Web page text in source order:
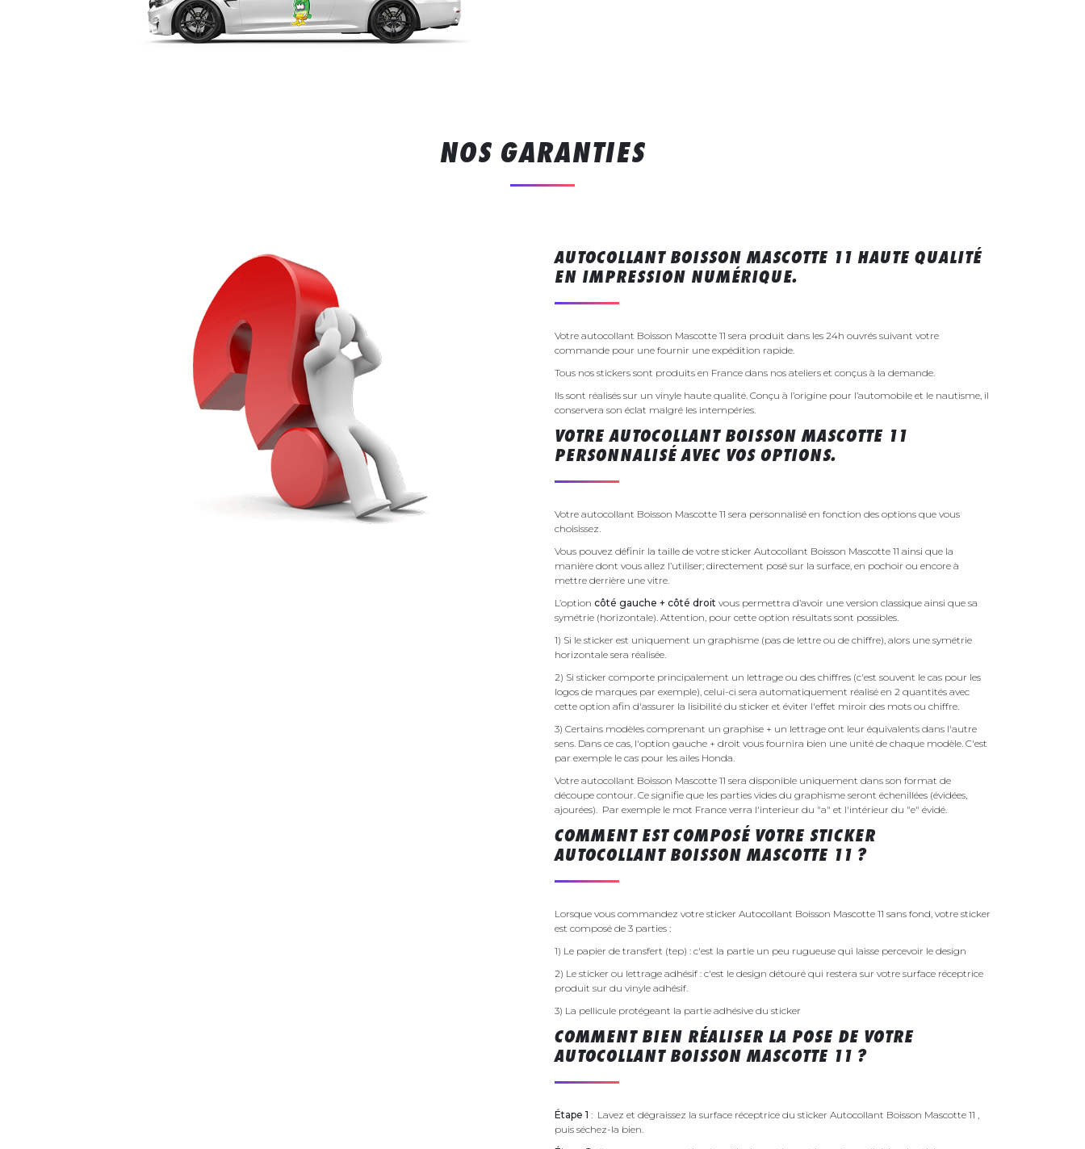
NOS GARANTIES
AUTOCOLLANT BOISSON MASCOTTE 11 HAUTE QUALITÉ
EN IMPRESSION NUMÉRIQUE.
Votre autocollant Boisson Mascotte 11 sera produit dans les 24h ouvrés suivant votre
commande pour une fournir une expédition rapide.
Tous nos stickers sont produits en France dans nos ateliers et conçus à la demande.
Ils sont réalisés sur un vinyle haute qualité. Conçu à l’origine pour l’automobile et le nautisme, il
conservera son éclat malgré les intempéries.
VOTRE AUTOCOLLANT BOISSON MASCOTTE 11
PERSONNALISÉ AVEC VOS OPTIONS.
Votre autocollant Boisson Mascotte 11 sera personnalisé en fonction des options que vous
choisissez.
Vous pouvez définir la taille de votre sticker Autocollant Boisson Mascotte 11 ainsi que la
manière dont vous allez l’utiliser; directement posé sur la surface, en pochoir ou encore à
mettre derrière une vitre.
L’option côté gauche + côté droit vous permettra d’avoir une version classique ainsi que sa
symétrie (horizontale). Attention, pour cette option résultats sont possibles.
1) Si le sticker est uniquement un graphisme (pas de lettre ou de chiffre), alors une symétrie
horizontale sera réalisée.
2) Si sticker comporte principalement un lettrage ou des chiffres (c'est souvent le cas pour les
logos de marques par exemple), celui-ci sera automatiquement réalisé en 2 quantités avec
cette option afin d'assurer la lisibilité du sticker et éviter l'effet miroir des mots ou chiffre.
3) Certains modèles comprenant un graphise + un lettrage ont leur équivalents dans l'autre
sens. Dans ce cas, l'option gauche + droit vous fournira bien une unité de chaque modèle. C'est
par exemple le cas pour les ailes Honda.
Votre autocollant Boisson Mascotte 11 sera disponible uniquement dans son format de
découpe contour. Ce signifie que les parties vides du graphisme seront échenillées (évidées,
ajourées). Par exemple le mot France verra l'interieur du "a" et l'intérieur du "e" évidé.
COMMENT EST COMPOSÉ VOTRE STICKER
AUTOCOLLANT BOISSON MASCOTTE 11 ?
Lorsque vous commandez votre sticker Autocollant Boisson Mascotte 11 sans fond, votre sticker
est composé de 3 parties :
1) Le papier de transfert (tep) : c'est la partie un peu rugueuse qui laisse percevoir le design
2) Le sticker ou lettrage adhésif : c'est le design détouré qui restera sur votre surface réceptrice
produit sur du vinyle adhésif.
3) La pellicule protégeant la partie adhésive du sticker
COMMENT BIEN RÉALISER LA POSE DE VOTRE
AUTOCOLLANT BOISSON MASCOTTE 11 ?
Étape 1 : Lavez et dégraissez la surface réceptrice du sticker Autocollant Boisson Mascotte 11 ,
puis séchez-la bien.